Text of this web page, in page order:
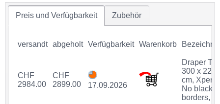
Preis und Verfügbarkeit Zubehör
versandt abgeholt Verfügbarkeit Warenkorb
CHF
2984.00
CHF
2899.00
17.09.2026
Draper
300 x 225
cm, Xpert,
No black
borders,